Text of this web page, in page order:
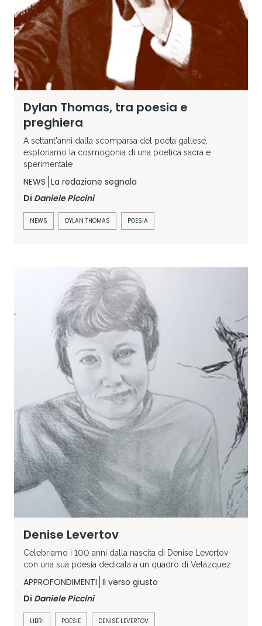
Dylan Thomas, tra poesia e
preghiera
A settant'anni dalla scomparsa del poeta gallese,
esploriamo la cosmogonia di una poetica sacra e
sperimentale
NEWS La redazione segnala
Di Daniele Piccini
NEWS DYLAN THOMAS POESIA
Denise Levertov
Celebriamo i 100 anni dalla nascita di Denise Levertov
con una sua poesia dedicata a un quadro di Velázquez
APPROFONDIMENTI Il verso giusto
Di Daniele Piccini
LIBRI POESIE DENISE LEVERTOV